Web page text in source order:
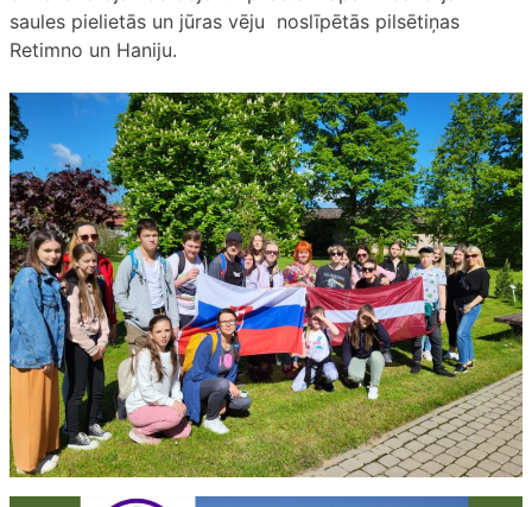
saules pielietās un jūras vēju noslīpētās pilsētiņas
Retimno un Haniju.